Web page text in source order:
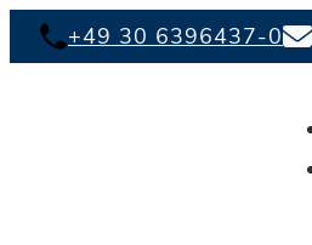
+49 30 6396437-0